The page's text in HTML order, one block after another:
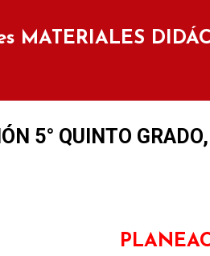
MATERIALES
5° QUINTO